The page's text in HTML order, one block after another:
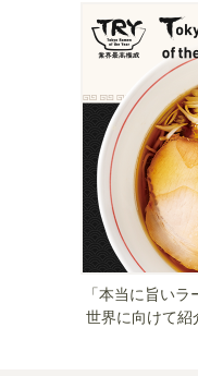
「本当に旨い
世界に向けて紹